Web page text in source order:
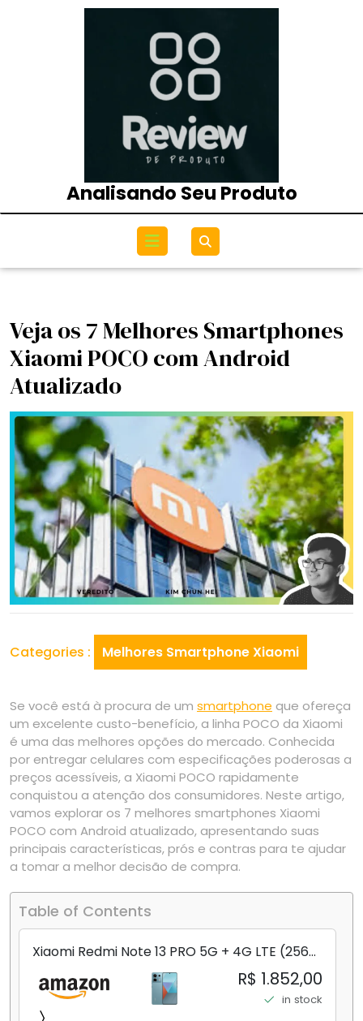
Analisando Seu Produto
Open
Menu
Veja os 7 Melhores Smartphones
Xiaomi POCO com Android
Atualizado
Categories : Melhores Smartphone Xiaomi
Se você está à procura de um smartphone que ofereça
um excelente custo-benefício, a linha POCO da Xiaomi
é uma das melhores opções do mercado. Conhecida
por entregar celulares com especificações poderosas a
preços acessíveis, a Xiaomi POCO rapidamente
conquistou a atenção dos consumidores. Neste artigo,
vamos explorar os 7 melhores smartphones Xiaomi
POCO com Android atualizado, apresentando suas
principais características, prós e contras para te ajudar
a tomar a melhor decisão de compra.
Table of Contents
Xiaomi Redmi Note 13 PRO 5G + 4G LTE (256
GB + 8 GB) 200 MP Triplo (Mobile Mint Tello
e) + (Pacote de carregador duplo de carro
rápido) (Ocean Teal (ROM))
R$ 1.852,00
in stock